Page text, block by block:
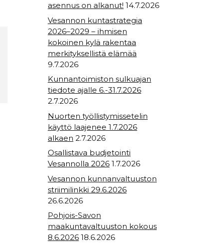
asennus on alkanut! 14.7.2026
Vesannon kuntastrategia
2026–2029 – ihmisen
kokoinen kylä rakentaa
merkityksellistä elämää
9.7.2026
Kunnantoimiston sulkuajan
tiedote ajalle 6.-31.7.2026
2.7.2026
Nuorten työllistymissetelin
käyttö laajenee 1.7.2026
alkaen 2.7.2026
Osallistava budjetointi
Vesannolla 2026 1.7.2026
Vesannon kunnanvaltuuston
striimilinkki 29.6.2026
26.6.2026
Pohjois-Savon
maakuntavaltuuston kokous
8.6.2026 18.6.2026